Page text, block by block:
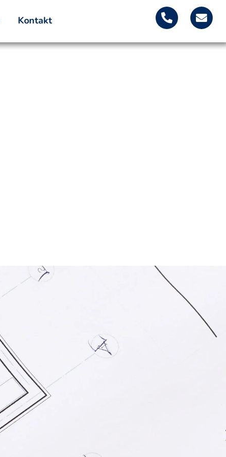
Kontakt